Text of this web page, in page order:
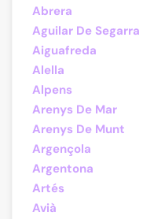
Abrera
Aguilar De Segarra
Aiguafreda
Alella
Alpens
Arenys De Mar
Arenys De Munt
Argençola
Argentona
Artés
Avià